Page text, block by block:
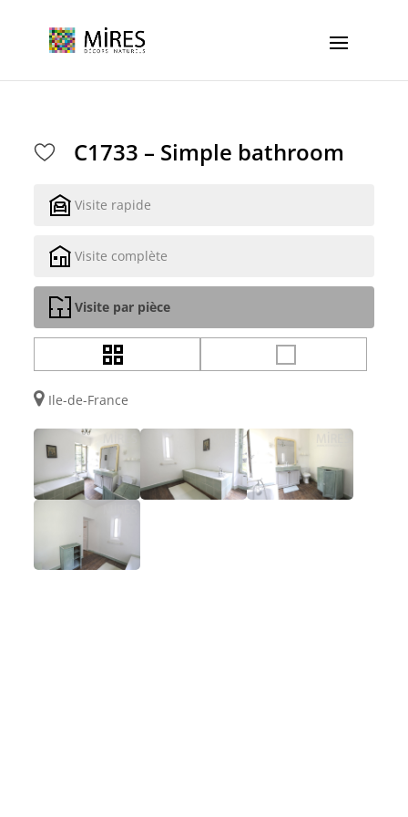
C1733 – Simple bathroom
Visite rapide
Visite complète
Visite par pièce
Ile-de-France